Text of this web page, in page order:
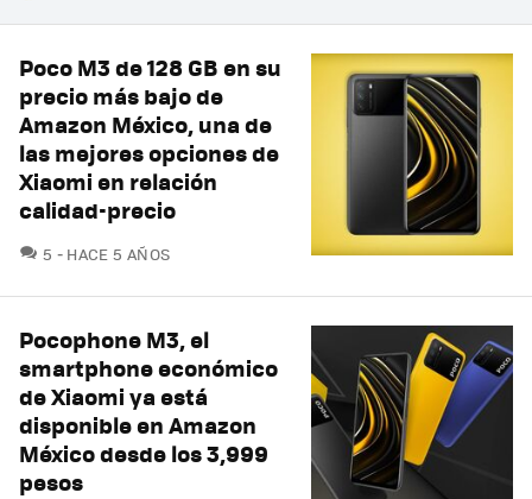
Poco M3 de 128 GB en su
precio más bajo de
Amazon México, una de
las mejores opciones de
Xiaomi en relación
calidad-precio
5 COMENTARIOS
HACE 5 AÑOS
Pocophone M3, el
smartphone económico
de Xiaomi ya está
disponible en Amazon
México desde los 3,999
pesos